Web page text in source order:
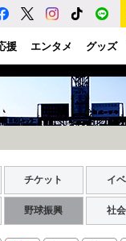
援 エンタメ グッズ
チケット イ
野球振興 社